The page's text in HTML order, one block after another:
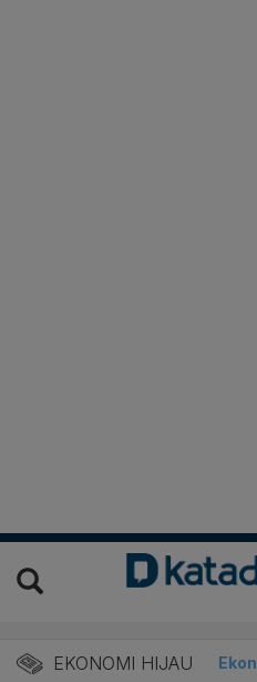
EKONOMI HIJAU
Energi Baru